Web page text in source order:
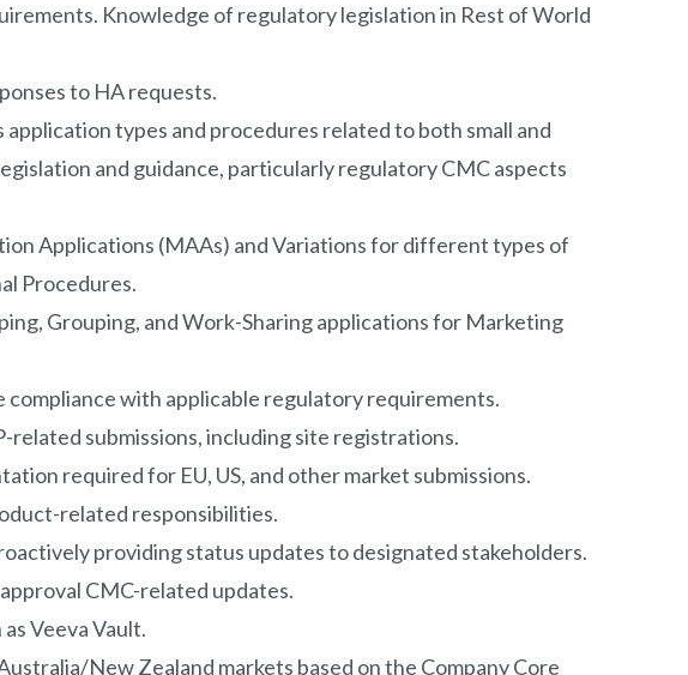
Knowledge of regulatory legislation in Rest of World
to HA requests.
types and procedures related to both small and
and guidance, particularly regulatory CMC aspects
Applications (MAAs) and Variations for different types of
Procedures.
Grouping, and Work-Sharing applications for Marketing
with applicable regulatory requirements.
related submissions, including site registrations.
required for EU, US, and other market submissions.
related responsibilities.
providing status updates to designated stakeholders.
CMC-related updates.
Veeva Vault.
New Zealand markets based on the Company Core